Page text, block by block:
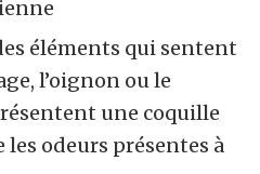
éléments qui sentent
l’oignon ou le
une coquille
les odeurs présentes à